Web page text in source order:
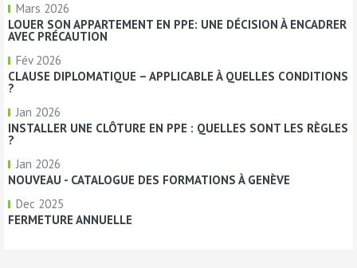
Mars 2026
LOUER SON APPARTEMENT EN PPE: UNE DÉCISION À ENCADRER
AVEC PRÉCAUTION
Fév 2026
CLAUSE DIPLOMATIQUE – APPLICABLE À QUELLES CONDITIONS
?
Jan 2026
INSTALLER UNE CLÔTURE EN PPE : QUELLES SONT LES RÈGLES
?
Jan 2026
NOUVEAU - CATALOGUE DES FORMATIONS À GENÈVE
Dec 2025
FERMETURE ANNUELLE